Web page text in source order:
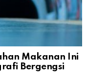
Makanan Ini
Bergengsi